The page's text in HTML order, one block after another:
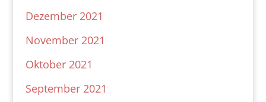
Dezember 2021
November 2021
Oktober 2021
September 2021